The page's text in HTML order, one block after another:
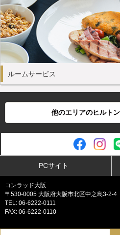
ルームサービス
他のエリアのヒルト
PCサイト
コンラッド大阪
〒530-0005 大阪府大阪市北区中之島3-2-4
TEL: 06-6222-0111
FAX: 06-6222-0110